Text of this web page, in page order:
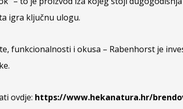
igra ključnu ulogu.
funkcionalnosti i okusa – Rabenhorst je
ovdje: https://www.hekanatura.hr/